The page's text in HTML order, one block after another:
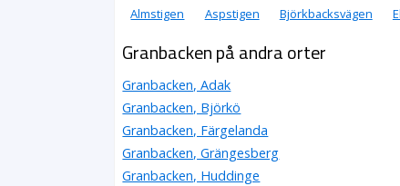
Almstigen Aspstigen Björkbacksvägen
Granbacken på andra orter
Granbacken, Adak
Granbacken, Björkö
Granbacken, Färgelanda
Granbacken, Grängesberg
Granbacken, Huddinge